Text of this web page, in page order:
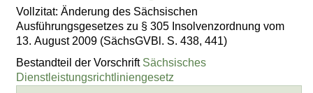
Vollzitat: Änderung des Sächsischen
Ausführungsgesetzes zu § 305 Insolvenzordnung vom
13. August 2009 (SächsGVBl. S. 438, 441)
Bestandteil der Vorschrift Sächsisches
Dienstleistungsrichtliniengesetz